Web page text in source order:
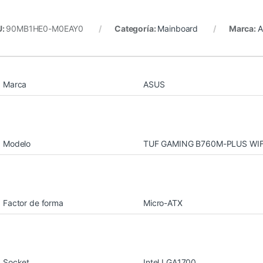
90MB1HE0-M0EAY0 Categoría: Mainboard Marca:
Marca ASUS
Modelo TUF GAMING B760M-PLUS
Factor de forma Micro-ATX